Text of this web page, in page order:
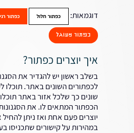
דוגמאות:
כפתור חלול כפתור
כפתור מעוגל
איך יוצרים כפתור?
בשלב ראשון יש להגדיר את
לכפתורים השונים באתר. תוכלו
שונים כך שלכל אזור באתר
הכפתור המתאים לו. את
יוצרים פעם אחת ואז ניתן להחיל
במהירות על קישורים שתכניסו